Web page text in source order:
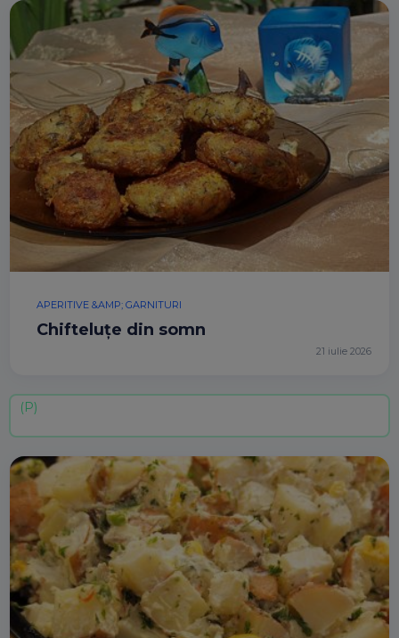
APERITIVE &AMP; GARNITURI
Chifteluțe din somn
21 iulie 2026